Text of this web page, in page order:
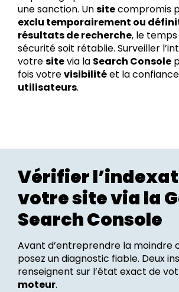
une sanction. Unsitecompromis
exclu temporairement ou
résultats de recherche, le
sécurité soit rétablie. Surveiller
votresitevia la Search Console
fois votrevisibilitéet la
utilisateurs.
Vérifier
votre site via la
Search Console
Avant d’entreprendre la moindre
posez un diagnostic fiable. Deux
renseignent sur l’état exact de
moteur.